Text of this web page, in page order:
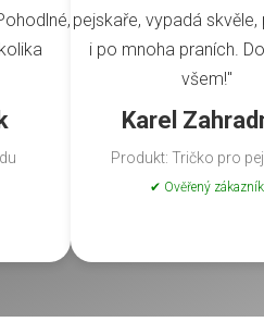
pejskaře, vypadá
i po mnoha praních.
všem!"
Karel
Produkt: Tričko pro
✔ Ověřený zákazník